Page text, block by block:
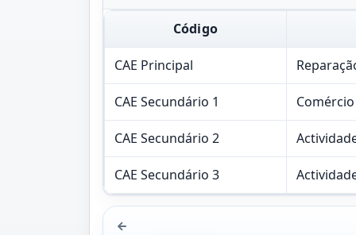
Código
CAE Principal
CAE Secundário 1
CAE Secundário 2
CAE Secundário 3